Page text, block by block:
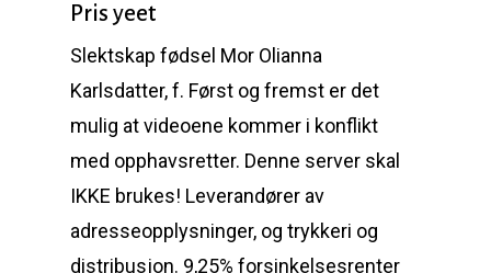
Pris yeet
Slektskap fødsel Mor Olianna
Karlsdatter, f. Først og fremst er det
mulig at videoene kommer i konflikt
med opphavsretter. Denne server skal
IKKE brukes! Leverandører av
adresseopplysninger, og trykkeri og
distribusjon. 9,25% forsinkelsesrenter